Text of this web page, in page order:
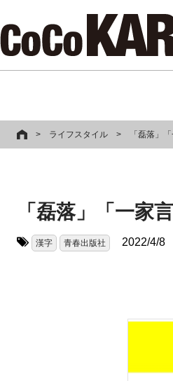
> ライフスタイル > 「磊落」
「磊落」「一家
漢字 青春出版社 2022/4/8